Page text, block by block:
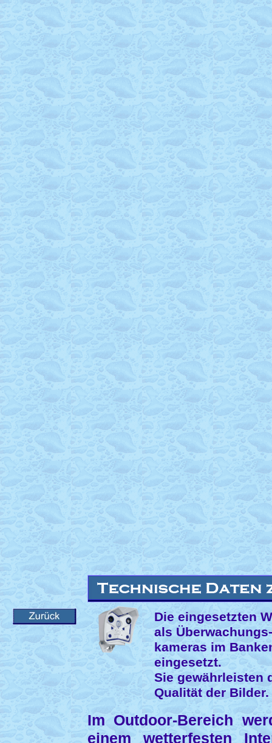
Die eingesetzten
als Überwachungs-
kameras im
eingesetzt.
Sie gewährleisten
Qualität der Bilder.
Im Outdoor-Bereich
einem wetterfesten